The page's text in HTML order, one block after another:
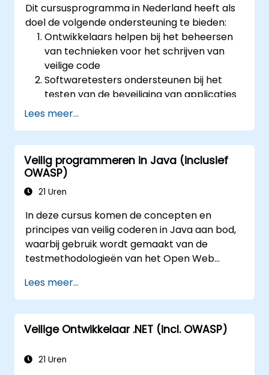
resultaten van de beveiligingstests
worden gedocumenteerd.
Dit cursusprogramma in Nederland heeft als
doel de volgende ondersteuning te bieden:
Ontwikkelaars helpen bij het beheersen
van technieken voor het schrijven van
veilige code
Softwaretesters ondersteunen bij het
testen van de beveiliging van applicaties
voordat deze in productie gaan
verbonden zijn aan applicaties
Teamleiders ondersteunen bij het
vaststellen van beveiligingsstandaarden
voor ontwikkelaars
Webbeheerders helpen bij het
configureren van servers om verkeerde
instellingen te voorkomen
Lees meer...
Veilig programmeren in Java (inclusief
OWASP)
21 Uren
In deze cursus komen de concepten en
principes van veilig coderen in Java aan bod,
waarbij gebruik wordt gemaakt van de
testmethodologieën van het Open Web
Open Web Application Security Project is een
online gemeenschap die vrij beschikbare
artikelen, methodieken, documentatie,
hulpmiddelen en technologieën op het gebied
Lees meer...
Veilige Ontwikkelaar .NET (incl. OWASP)
21 Uren